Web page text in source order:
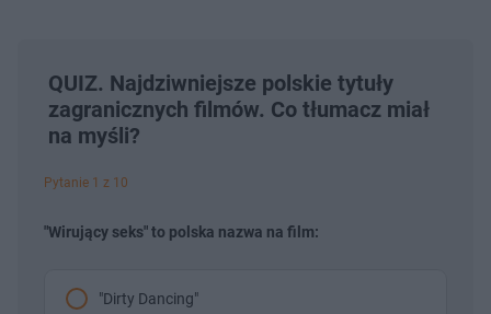
QUIZ. Najdziwniejsze polskie tytuły
zagranicznych filmów. Co tłumacz miał
na myśli?
Pytanie 1 z 10
"Wirujący seks" to polska nazwa na film:
"Dirty Dancing"